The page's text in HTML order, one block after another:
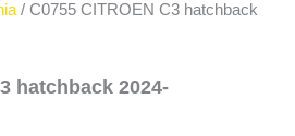
/ C0755 CITROEN C3 hatchback
hatchback 2024-